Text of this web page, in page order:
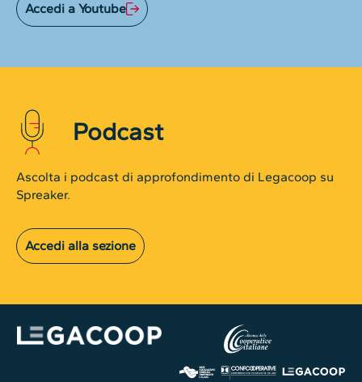
Accedi a Youtube
Podcast
Ascolta i podcast di approfondimento di Legacoop su
Spreaker.
Accedi alla sezione